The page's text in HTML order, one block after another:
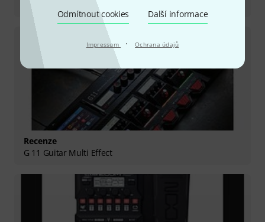
Odmítnout cookies Další informace
Impressum · Ochrana údajů
Recenze
G 11 Guitar Multi Effect